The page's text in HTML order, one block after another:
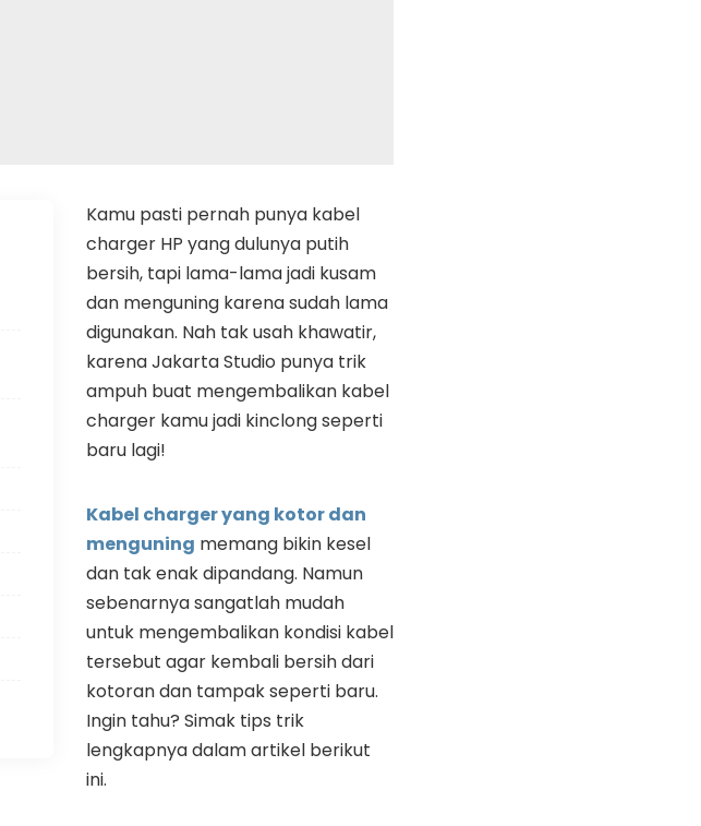
Kamu pasti pernah punya kabel
charger HP yang dulunya putih
bersih, tapi lama-lama jadi kusam
dan menguning karena sudah lama
digunakan. Nah tak usah khawatir,
karena Jakarta Studio punya trik
ampuh buat mengembalikan kabel
charger kamu jadi kinclong seperti
baru lagi!
Kabel charger yang kotor dan
menguning memang bikin kesel
dan tak enak dipandang. Namun
sebenarnya sangatlah mudah
untuk mengembalikan kondisi kabel
tersebut agar kembali bersih dari
kotoran dan tampak seperti baru.
Ingin tahu? Simak tips trik
lengkapnya dalam artikel berikut
ini.